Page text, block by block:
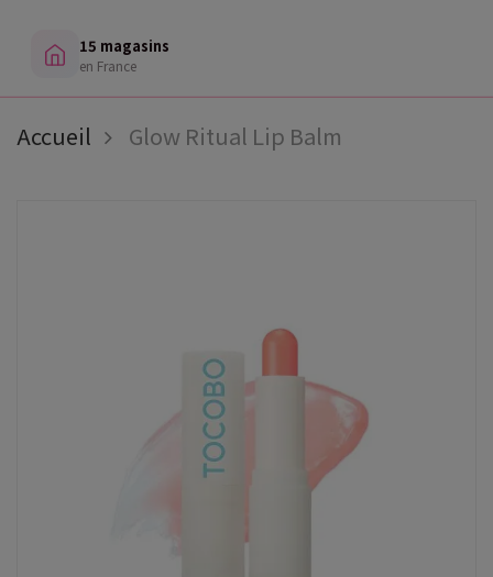
15 magasins
en France
Accueil Glow Ritual Lip Balm